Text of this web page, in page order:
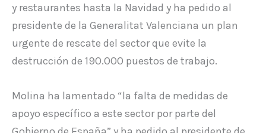
y restaurantes hasta la Navidad y ha pedido al
presidente de la Generalitat Valenciana un plan
urgente de rescate del sector que evite la
destrucción de 190.000 puestos de trabajo.
Molina ha lamentado “la falta de medidas de
apoyo específico a este sector por parte del